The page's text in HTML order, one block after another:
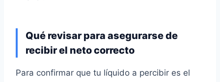
Qué revisar para asegurarse de
recibir el neto correcto
Para confirmar que tu líquido a percibir es el